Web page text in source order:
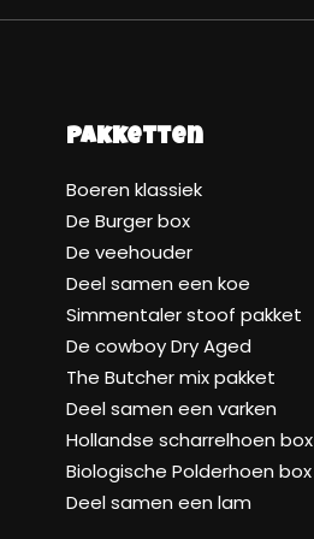
Pakketten
Boeren klassiek
De Burger box
De veehouder
Deel samen een koe
Simmentaler stoof pakket
De cowboy Dry Aged
The Butcher mix pakket
Deel samen een varken
Hollandse scharrelhoen box
Biologische Polderhoen box
Deel samen een lam